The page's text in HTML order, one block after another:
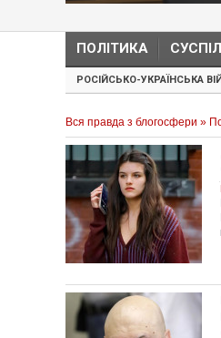
ПОЛІТИКА
РОСІЙСЬКО-УКРАЇНСЬКА
Вся правда з блогосфери »